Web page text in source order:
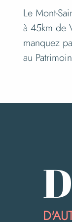
Le Mont-
à 45km de
manquez
au